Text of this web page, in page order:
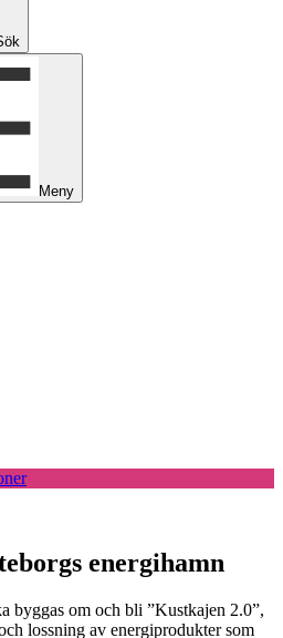
Meny
energihamn
byggas om och bli ”Kustkajen 2.0”,
lossning av energiprodukter som